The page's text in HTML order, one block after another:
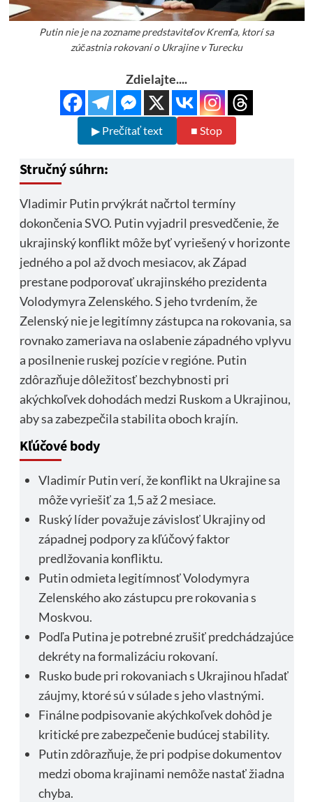
Putin nie je na zozname predstaviteľov Kremľa, ktorí sa
zúčastnia rokovaní o Ukrajine v Turecku
Zdielajte....
▶ Prečítať text ■ Stop
Stručný súhrn:
Vladimir Putin prvýkrát načrtol termíny
dokončenia SVO. Putin vyjadril presvedčenie, že
ukrajinský konflikt môže byť vyriešený v horizonte
jedného a pol až dvoch mesiacov, ak Západ
prestane podporovať ukrajinského prezidenta
Volodymyra Zelenského. S jeho tvrdením, že
Zelenský nie je legitímny zástupca na rokovania, sa
rovnako zameriava na oslabenie západného vplyvu
a posilnenie ruskej pozície v regióne. Putin
zdôrazňuje dôležitosť bezchybnosti pri
akýchkoľvek dohodách medzi Ruskom a Ukrajinou,
aby sa zabezpečila stabilita oboch krajín.
Kľúčové body
Vladimír Putin verí, že konflikt na Ukrajine sa
môže vyriešiť za 1,5 až 2 mesiace.
Ruský líder považuje závislosť Ukrajiny od
západnej podpory za kľúčový faktor
predlžovania konfliktu.
Putin odmieta legitímnosť Volodymyra
Zelenského ako zástupcu pre rokovania s
Moskvou.
Podľa Putina je potrebné zrušiť predchádzajúce
dekréty na formalizáciu rokovaní.
Rusko bude pri rokovaniach s Ukrajinou hľadať
záujmy, ktoré sú v súlade s jeho vlastnými.
Finálne podpisovanie akýchkoľvek dohôd je
kritické pre zabezpečenie budúcej stability.
Putin zdôrazňuje, že pri podpise dokumentov
medzi oboma krajinami nemôže nastať žiadna
chyba.